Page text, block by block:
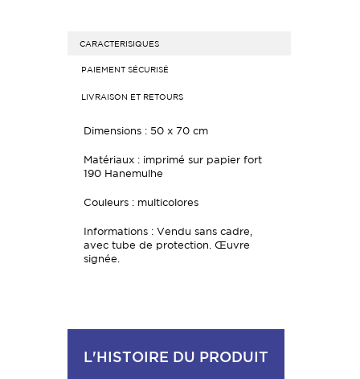
CARACTERISIQUES
PAIEMENT SÉCURISÉ
LIVRAISON ET RETOURS
Dimensions : 50 x 70 cm
Matériaux : imprimé sur papier fort
190 Hanemulhe
Couleurs : multicolores
Informations : Vendu sans cadre,
avec tube de protection. Œuvre
signée.
L'HISTOIRE DU PRODUIT